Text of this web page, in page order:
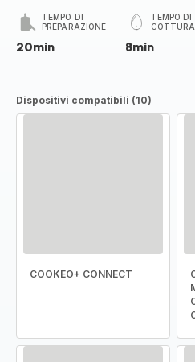
TEMPO DI
PREPARAZIONE
20min
TEMPO DI
COTTURA
8min
Dispositivi compatibili (10)
COOKEO+ CONNECT